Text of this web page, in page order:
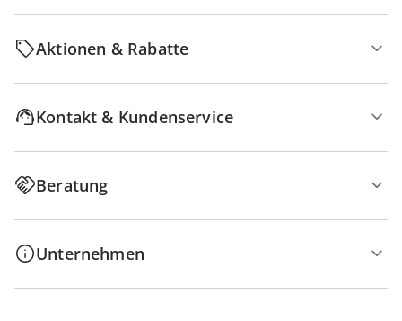
Aktionen & Rabatte
Kontakt & Kundenservice
Beratung
Unternehmen